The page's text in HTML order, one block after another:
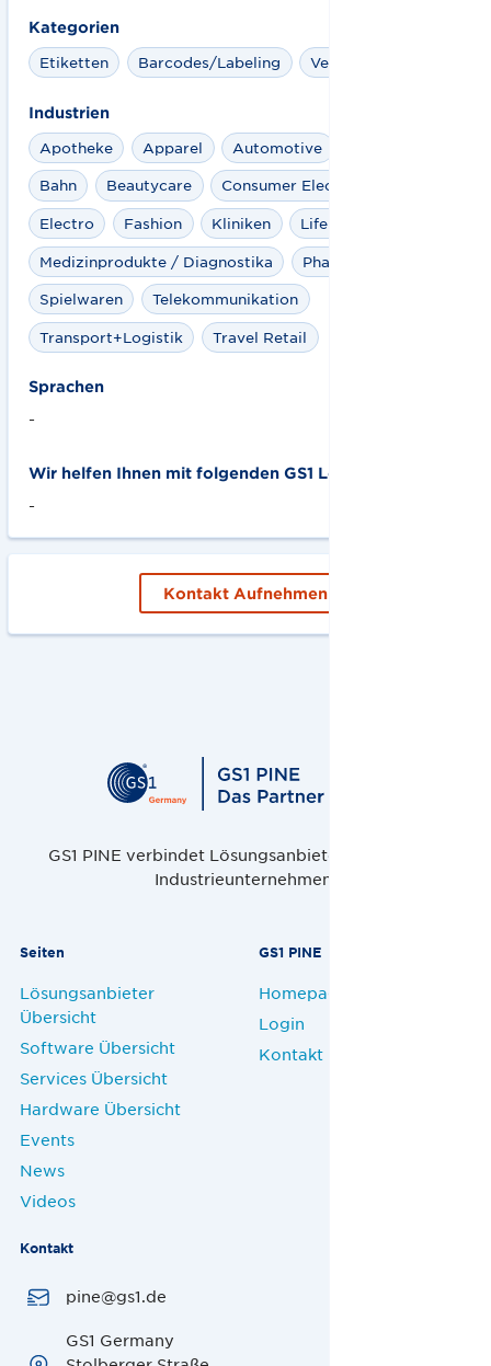
Kategorien
Etiketten
Barcodes/Labeling Verifikation
Industrien
Apotheke
Apparel Automotive
Bahn Beautycare Consumer Electronics (CE)
Electro Fashion Kliniken Life Sciences
Medizinprodukte / Diagnostika Pharma
Spielwaren Telekommunikation
Transport+Logistik Travel Retail
Sprachen
-
Wir helfen Ihnen mit folgenden GS1 Lösungen:
-
Kontakt Aufnehmen
GS1 PINE verbindet Lösungsanbieter, Handel und
Industrieunternehmen.
Seiten
Lösungsanbieter
Übersicht
Software Übersicht
Services Übersicht
Hardware Übersicht
Events
News
Videos
GS1 PINE
Homepage
Login
Kontakt
Kontakt
pine@gs1.de
GS1 Germany